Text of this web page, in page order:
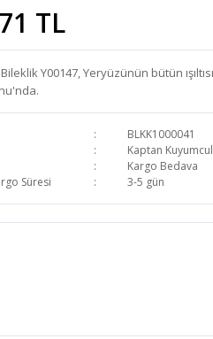
TL
Bileklik Y00147, Yeryüzünün bütün
BLKK1000041
Kaptan
Kargo Bedava
Süresi
3-5 gün